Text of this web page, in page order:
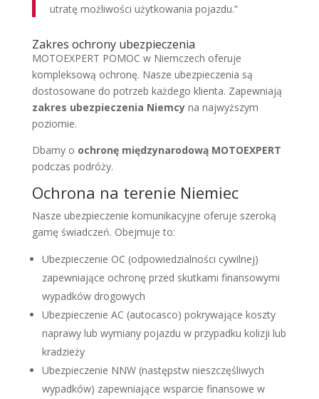
utratę możliwości użytkowania pojazdu.”
Zakres ochrony ubezpieczenia
MOTOEXPERT POMOC w Niemczech oferuje
kompleksową ochronę. Nasze ubezpieczenia są
dostosowane do potrzeb każdego klienta. Zapewniają
zakres ubezpieczenia Niemcyna najwyższym
poziomie.
Dbamy o ochronę międzynarodową MOTOEXPERT
podczas podróży.
Ochrona na terenie Niemiec
Nasze ubezpieczenie komunikacyjne oferuje szeroką
gamę świadczeń. Obejmuje to:
Ubezpieczenie OC (odpowiedzialności cywilnej)
zapewniające ochronę przed skutkami finansowymi
wypadków drogowych
Ubezpieczenie AC (autocasco) pokrywające koszty
naprawy lub wymiany pojazdu w przypadku kolizji lub
kradzieży
Ubezpieczenie NNW (następstw nieszczęśliwych
wypadków) zapewniające wsparcie finansowe w